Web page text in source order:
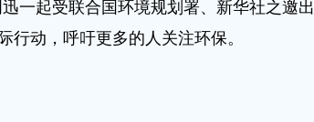
一起受联合国环境规划署、新华社之邀出
动，呼吁更多的人关注环保。